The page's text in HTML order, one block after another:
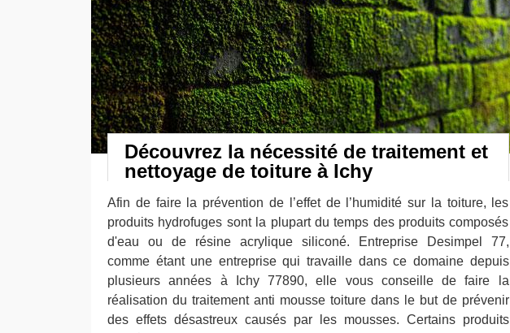
Découvrez la nécessité de traitement et
nettoyage de toiture à Ichy
Afin de faire la prévention de l’effet de l’humidité sur la toiture, les
produits hydrofuges sont la plupart du temps des produits composés
d'eau ou de résine acrylique siliconé. Entreprise Desimpel 77,
comme étant une entreprise qui travaille dans ce domaine depuis
plusieurs années à Ichy 77890, elle vous conseille de faire la
réalisation du traitement anti mousse toiture dans le but de prévenir
des effets désastreux causés par les mousses. Certains produits